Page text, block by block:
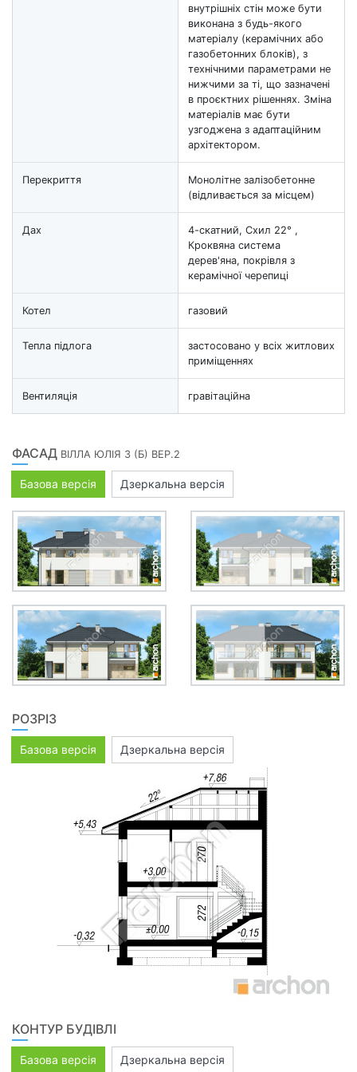
внутрішніх стін може бути
виконана з будь-якого
матеріалу (керамічних або
газобетонних блоків), з
технічними параметрами не
нижчими за ті, що зазначені
в проєктних рішеннях. Зміна
матеріалів має бути
узгоджена з адаптаційним
архітектором.
Перекриття
Монолітне залізобетонне
(відливається за місцем)
Дах
4-скатний, Схил 22° ,
Кроквяна система
дерев'яна, покрівля з
керамічної черепиці
Котел газовий
Тепла підлога
застосовано у всіх житлових
приміщеннях
Вентиляція гравітаційна
ФАСАД ВІЛЛА ЮЛІЯ 3 (Б) ВЕР.2
Базова версія Дзеркальна версія
РОЗРІЗ
Базова версія Дзеркальна версія
КОНТУР БУДІВЛІ
Базова версія Дзеркальна версія